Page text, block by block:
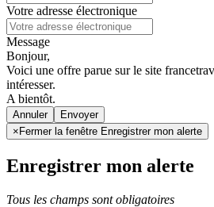
Votre adresse électronique
Message
Bonjour,
Voici une offre parue sur le site
intéresser.
A bientôt.
Annuler
× Fermer la fenêtre Enregistrer mon alerte
Enregistrer mon alerte
Tous les champs sont obligatoires